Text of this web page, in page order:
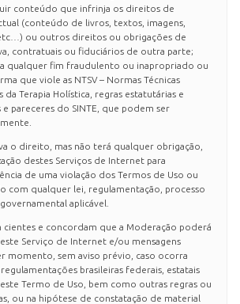
conteúdo que infrinja os direitos de
(conteúdo de livros, textos, imagens,
ou outros direitos ou obrigações de
contratuais ou fiduciários de outra parte;
qualquer fim fraudulento ou inapropriado ou
que viole as NTSV – Normas Técnicas
da Terapia Holística, regras estatutárias e
pareceres do SINTE, que podem ser
o direito, mas não terá qualquer obrigação,
destes Serviços de Internet para
de uma violação dos Termos de Uso ou
com qualquer lei, regulamentação, processo
aplicável.
cientes e concordam que a Moderação poderá
este Serviço de Internet e/ou mensagens
momento, sem aviso prévio, caso ocorra
brasileiras federais, estatais
Termo de Uso, bem como outras regras ou
ou na hipótese de constatação de material